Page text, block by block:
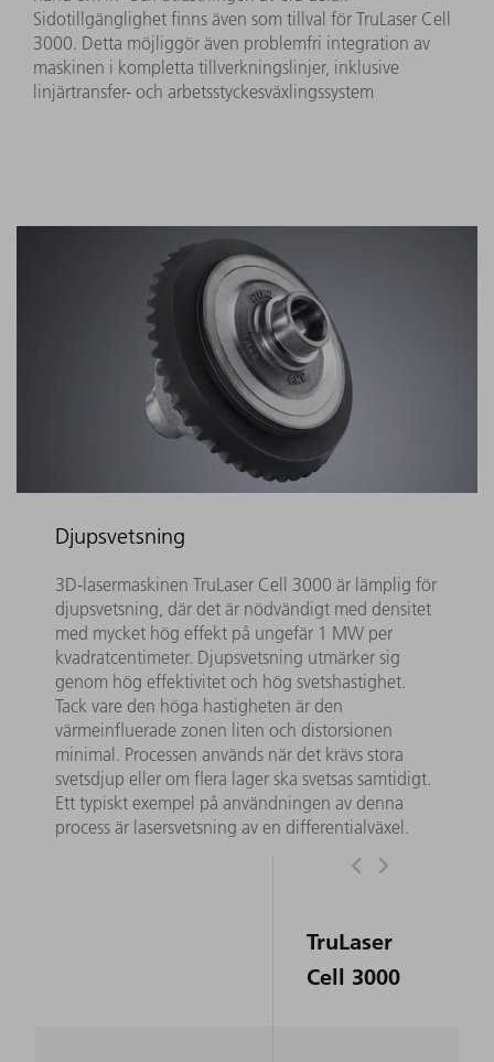
Sidotillgänglighet finns även som tillval för TruLaser Cell
3000. Detta möjliggör även problemfri integration av
maskinen i kompletta tillverkningslinjer, inklusive
linjärtransfer- och arbetsstyckesväxlingssystem
Djupsvetsning
3D-lasermaskinen TruLaser Cell 3000 är lämplig för
djupsvetsning, där det är nödvändigt med densitet
med mycket hög effekt på ungefär 1 MW per
kvadratcentimeter. Djupsvetsning utmärker sig
genom hög effektivitet och hög svetshastighet.
Tack vare den höga hastigheten är den
värmeinfluerade zonen liten och distorsionen
minimal. Processen används när det krävs stora
svetsdjup eller om flera lager ska svetsas samtidigt.
Ett typiskt exempel på användningen av denna
process är lasersvetsning av en differentialväxel.
TruLaser
Cell 3000